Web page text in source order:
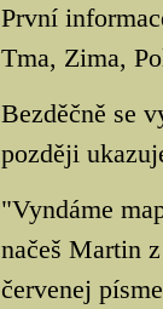
První
Tma, Zima,
Bezděčně se
později
"Vyndáme
načeš Martin
červenej